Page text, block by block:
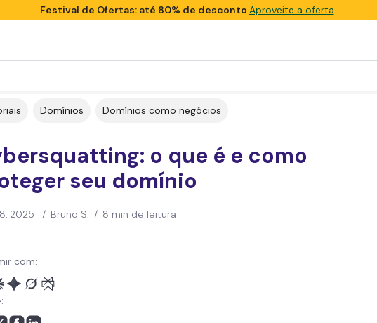
Festival de Ofertas: até 80% de desconto Aproveite a oferta
Domínios Domínios como negócios
o que é e como
seu domínio
2025 / Bruno S. / 8 min de leitura
com: